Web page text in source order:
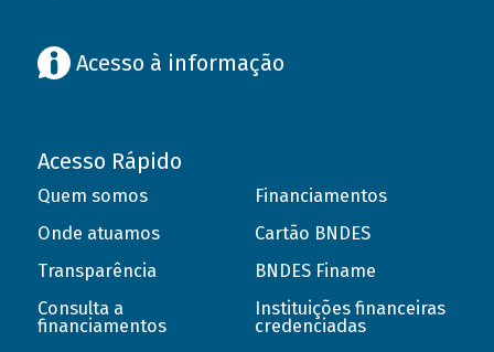
Acesso à informação
Acesso Rápido
Quem somos
Onde atuamos
Transparência
Consulta a
financiamentos
Financiamentos
Cartão BNDES
BNDES Finame
Instituições financeiras
credenciadas